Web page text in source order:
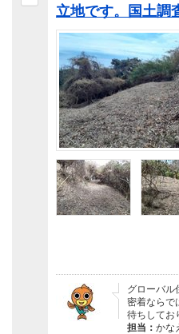
立地です。国土調
グローバル
密着ならで
待ちしてお
担当： かな